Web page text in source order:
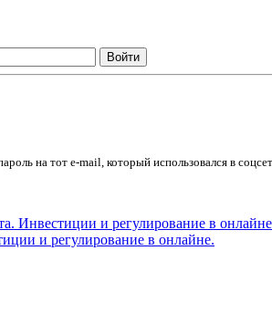
на тот e-mail, который использовался в
и регулирование в онлайне.